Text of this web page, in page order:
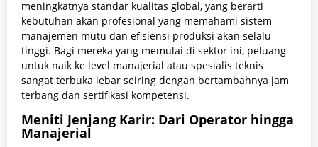
meningkatnya standar kualitas global, yang berarti
kebutuhan akan profesional yang memahami sistem
manajemen mutu dan efisiensi produksi akan selalu
tinggi. Bagi mereka yang memulai di sektor ini, peluang
untuk naik ke level manajerial atau spesialis teknis
sangat terbuka lebar seiring dengan bertambahnya jam
terbang dan sertifikasi kompetensi.
Meniti Jenjang Karir: Dari Operator hingga
Manajerial